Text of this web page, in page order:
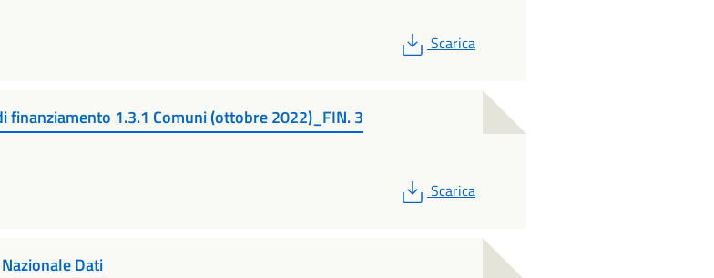
PDF
Scarica
1.3.1 Comuni (ottobre 2022)_FIN. 3
PDF
Scarica
Dati